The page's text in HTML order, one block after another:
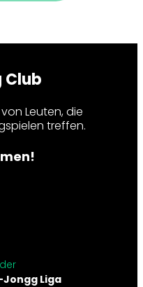
Club
Leuten, die
treffen.
Liga